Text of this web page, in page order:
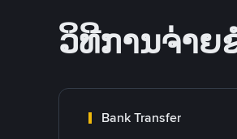
ວິທີການຈ່າຍ
Bank Transfer